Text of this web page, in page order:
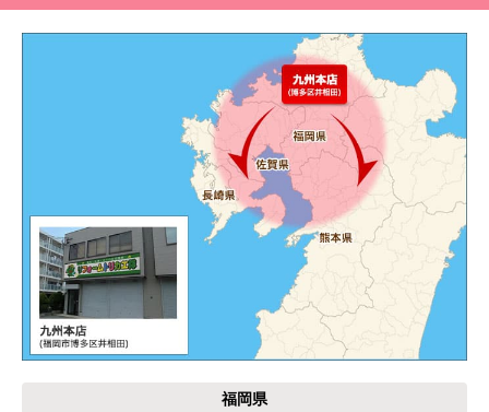
福岡県